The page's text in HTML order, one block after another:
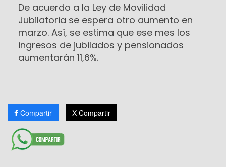
De acuerdo a la Ley de Movilidad
Jubilatoria se espera otro aumento en
marzo. Así, se estima que ese mes los
ingresos de jubilados y pensionados
aumentarán 11,6%.
Compartir X Compartir